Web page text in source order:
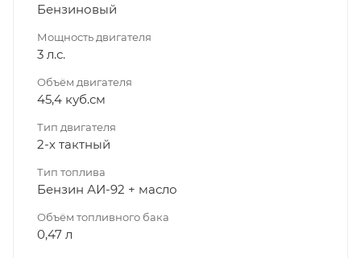
Бензиновый
Мощность двигателя
3 л.с.
Объём двигателя
45,4 куб.см
Тип двигателя
2-х тактный
Тип топлива
Бензин АИ-92 + масло
Объём топливного бака
0,47 л